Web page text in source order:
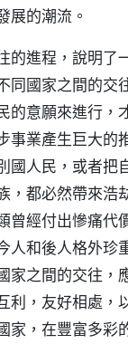
展的潮流。
的進程，說明了
同國家之間的交
的意願來進行，
事業產生巨大的
國人民，或者把
，都必然帶來浩
曾經付出慘痛代
人和後人格外珍
家之間的交往，
利，友好相處，
家，在豐富多彩